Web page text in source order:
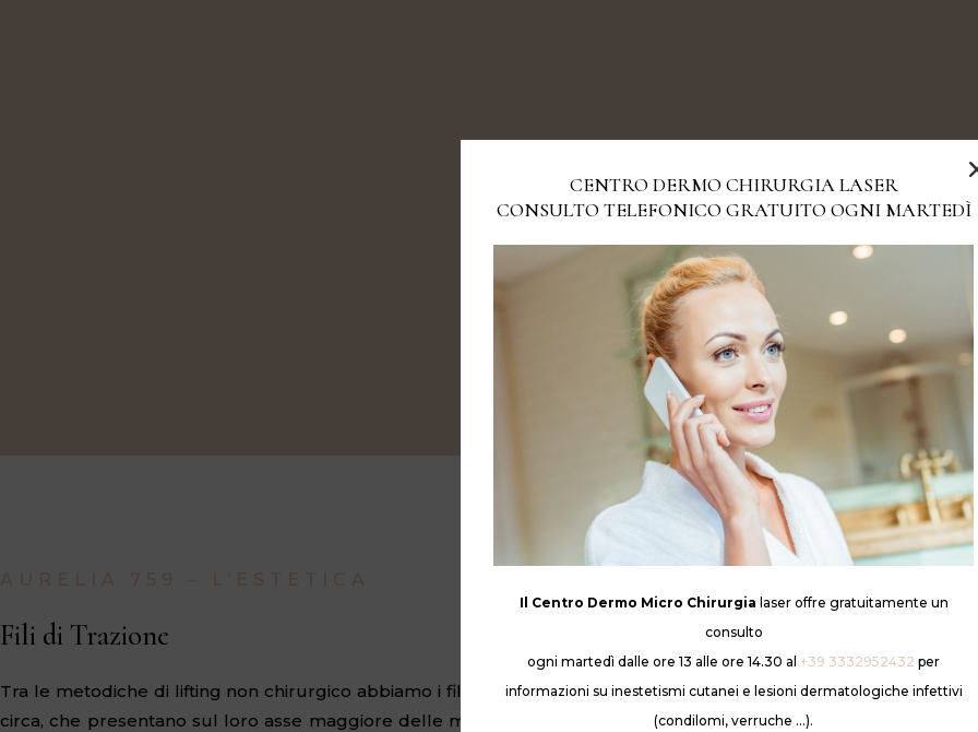
Fili di Trazione
Tra le metodiche di lifting non chirurgico abbiamo i fili cosiddetti di trazione. Si tratta di fili in PDO
circa, che presentano sul loro asse maggiore delle minuscole protuberanze, posizionate in senso inverso alla
CENTRO DERMO CHIRURGIA LASER
CONSULTO TELEFONICO GRATUITO OGNI MARTEDÌ
Il Centro Dermo Micro Chirurgia laser offre gratuitamente un
consulto
ogni martedì dalle ore 13 alle ore 14.30 al +39 3332952432 per
informazioni su inestetismi cutanei e lesioni dermatologiche infettivi
(condilomi, verruche …).